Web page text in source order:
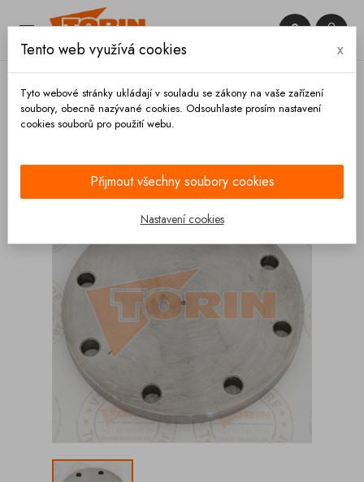
 

Tento web využívá cookies x
Tyto webové stránky ukládají v souladu se zákony na vaše zařízení
soubory, obecně nazývané cookies. Odsouhlaste prosím nastavení
cookies souborů pro použití webu.
Přijmout všechny soubory cookies
Nastavení cookies